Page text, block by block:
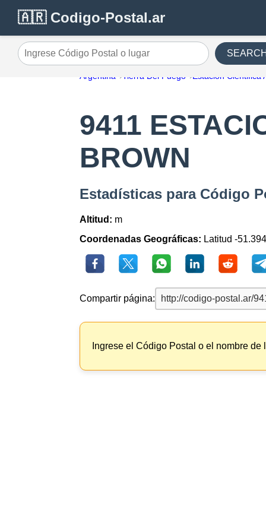
🇦🇷 Codigo-Postal.ar
Ingrese Código Postal o lugar
Argentina Tierra Del Fuego Estacion Cientifica
9411
BROWN
Estadísticas para Código
Altitud: m
Coordenadas Geográficas: Latitud -
Compartir página:
Ingrese el Código Postal o el nombre